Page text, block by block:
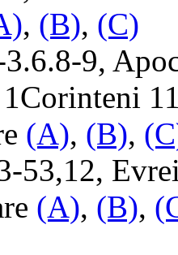
, (B), (C)
9,
(A), (B),
53,12,
(A), (B),